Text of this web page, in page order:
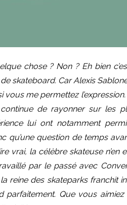
chose ? Non ? Eh bien
skateboard. Car Alexis
vous me permettez
de rayonner sur les
lui ont notamment
qu’une question de temps
la célèbre skateuse n’en
par le passé avec
reine des skateparks franchit
Que vous